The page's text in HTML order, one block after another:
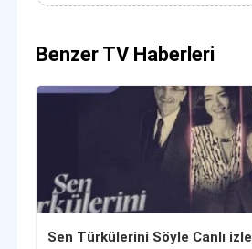
Benzer TV Haberleri
Sen Türkülerini Söyle Canlı izle